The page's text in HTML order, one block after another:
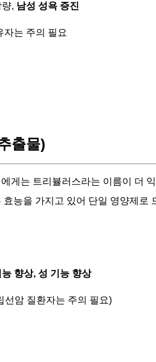
, 남성 성욕 증진
자는 주의 필요
출물)
게는 트리뷸러스라는 이름이 더
능을 가지고 있어 단일 영양제로
향상, 성 기능 향상
선암 질환자는 주의 필요)